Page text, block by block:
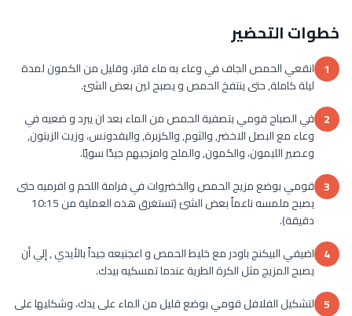
خطوات التحضير
1 انقعي الحمص الجاف في وعاء به ماء فاتر، وقليل من الكمون لمدة
ليلة كاملة, حتى ينتفخ الحمص و يصبح لين بعض الشئ.
2 في الصباح قومي بتصفية الحمص من الماء بعد ان يبرد و ضعيه في
وعاء مع البصل الاخضر, والثوم, والكزبرة, والبقدونس، وزيت الزيتون,
وعصير الليمون، والكمون, والملح وامزجيهم جيدًا سويًا.
3 قومي بوضع مزيج الحمص والخضروات في فرامة اللحم و افرميه حتى
يصبح ملمسه ناعماً بعض الشئ (تستغرق هذه العملية من 10:15
دقيقة).
4 اضيفي البيكنج باودر مع خليط الحمص و اعجنيعه جيداً بالأيدي , إلي أن
يصبح المزيج مثل الكرة الطرية عندما تمسكيه بيدك.
5 لتشكيل الفلافل قومي بوضع قليل من الماء على يدك، وشكليها على